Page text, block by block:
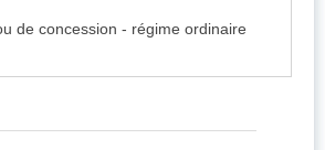
de concession - régime ordinaire